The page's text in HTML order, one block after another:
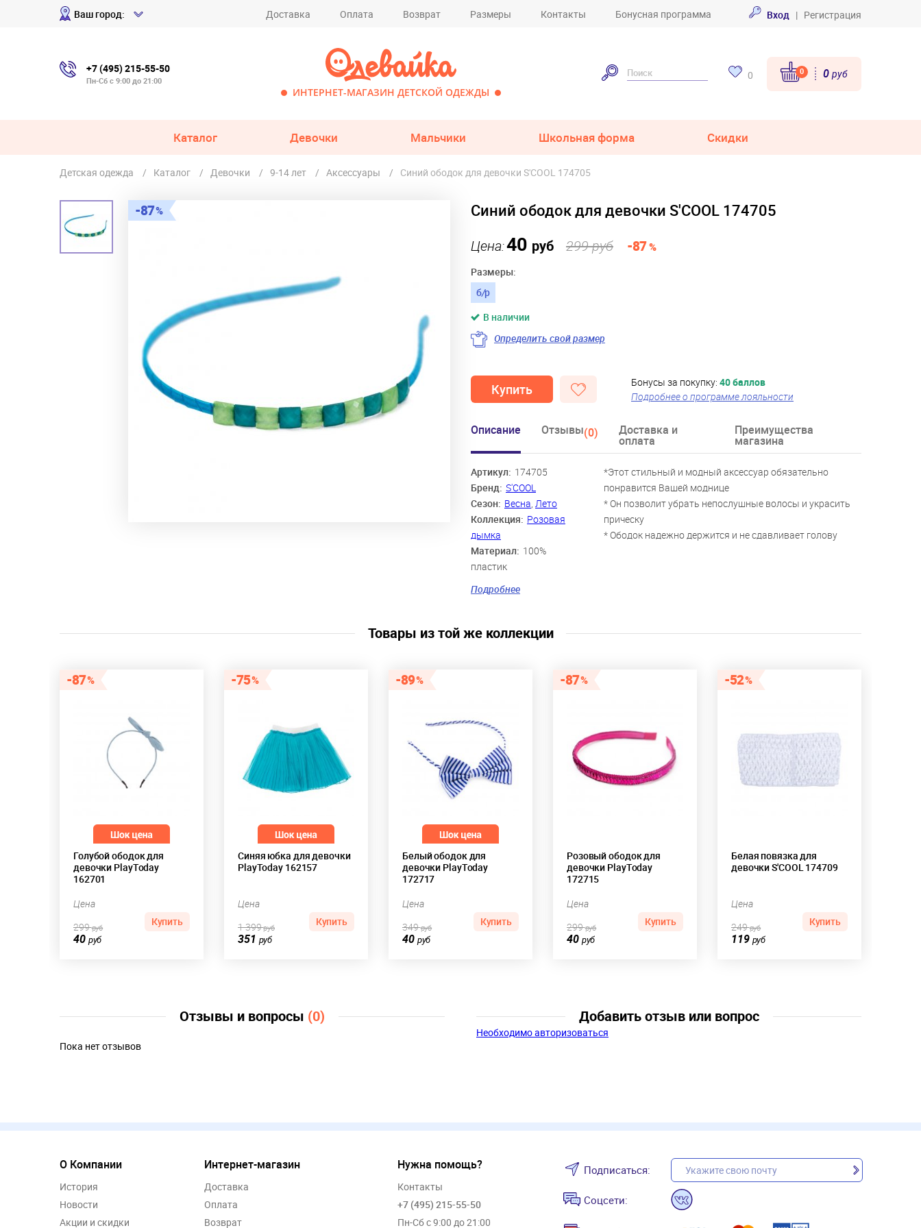
Ваш город: Доставка Оплата Возврат Размеры Контакты Бонусная программа Вход | Регистрация
+7 (495) 215-55-50
Пн-Сб с 9:00 до 21:00
ИНТЕРНЕТ-МАГАЗИН ДЕТСКОЙ ОДЕЖДЫ
0 0 0 руб
Каталог Девочки Мальчики Школьная форма Скидки
Детская одежда Каталог Девочки 9-14 лет Аксессуары Синий ободок для девочки S'COOL 174705
87 Синий ободок для девочки S'COOL 174705
Цена:40 руб 299 руб -87%
Размеры:
б/р
В наличии
Определить свой размер
Бонусы за покупку: 40 баллов
Подробнее о программе лояльности
Купить
Описание Отзывы(0) Доставка и
оплата
Преимущества
магазина
Артикул: 174705
Бренд: S'COOL
Сезон: Весна, Лето
Коллекция: Розовая
дымка
Материал: 100%
пластик
синий, зеленый
Скидка: 87%
Подробнее
*Этот стильный и модный аксессуар обязательно
понравится Вашей моднице
* Он позволит убрать непослушные волосы и украсить
прическу
* Ободок надежно держится и не сдавливает голову
Товары из той же коллекции
87
Голубой ободок для
девочки PlayToday
162701
Цена
40 руб
299руб Купить
75
Синяя юбка для девочки
PlayToday 162157
Цена
351 руб
1 399руб Купить
89
Белый ободок для
девочки PlayToday
172717
Цена
40 руб
349руб Купить
87
Розовый ободок для
девочки PlayToday
172715
Цена
40 руб
299руб Купить
52
Белая повязка для
девочки S'COOL 174709
Цена
119 руб
249руб Купить
Отзывы и вопросы (0)
Пока нет отзывов
Добавить отзыв или вопрос
Необходимо авторизоваться
О Компании
История
Новости
Акции и скидки
Интернет-магазин
Доставка
Оплата
Возврат
Нужна помощь?
Контакты
+7 (495) 215-55-50
Пн-Сб с 9:00 до 21:00
Подписаться:
Соцсети: